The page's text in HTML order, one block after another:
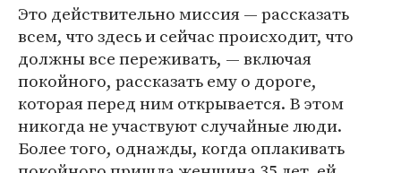
Это действительно миссия — рассказать
всем, что здесь и сейчас происходит, что
должны все переживать, — включая
покойного, рассказать ему о дороге,
которая перед ним открывается. В этом
никогда не участвуют случайные люди.
Более того, однажды, когда оплакивать